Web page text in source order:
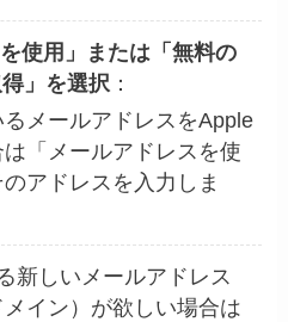
使用」または「無料の
」を選択：
メールアドレスをApple
「メールアドレスを使
アドレスを入力しま
新しいメールアドレス
メイン）が欲しい場合は